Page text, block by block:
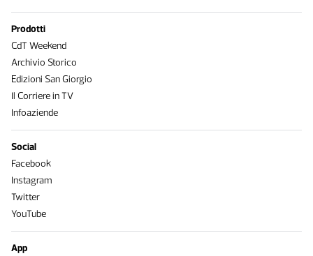
Prodotti
CdT Weekend
Archivio Storico
Edizioni San Giorgio
Il Corriere in TV
Infoaziende
Social
Facebook
Instagram
Twitter
YouTube
App